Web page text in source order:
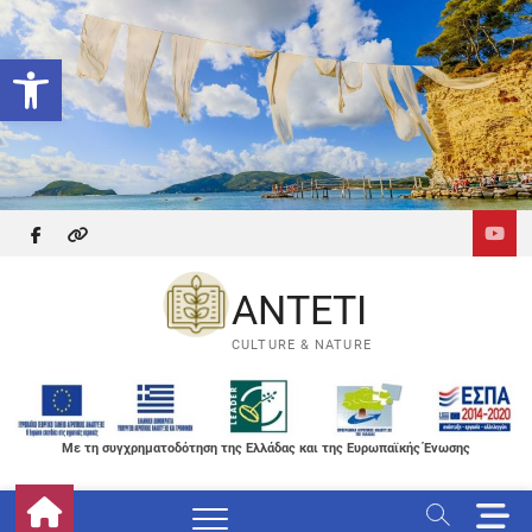
Ανοίξτε τη γραμμή εργαλείων
Skip
to
content
facebook
themefreesia
ANTETI
CULTURE & NATURE
Με τη συγχρηματοδότηση της Ελλάδας και της Ευρωπαϊκής Ένωσης
M